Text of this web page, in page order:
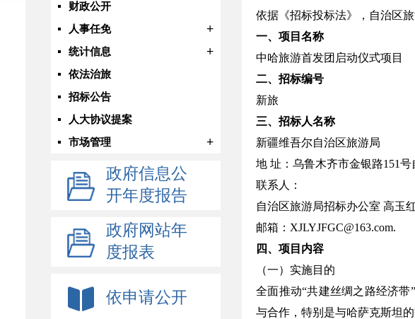
财政公开
人事任免
+
统计信息 +
依法治旅
招标公告
人大协议提案
市场管理
+
政府信息公
开年度报告
政府网站年
度报表
依申请公开
依据《招标投标法》，自治区
一、项目名称
中哈旅游首发团启动仪式项目
二、招标编号
新旅
三、招标人名称
新疆维吾尔自治区旅游局
地 址：乌鲁木齐市金银路151号
联系人：
自治区旅游局招标办公室 高玉
邮箱：XJLYJFGC@163.com.
四、项目内容
（一）实施目的
全面推动“共建丝绸之路经济
与合作，特别是与哈萨克斯坦的